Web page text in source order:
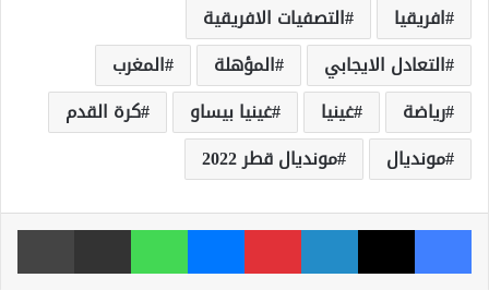
افريقيا
التصفيات الافريقية
التعادل الايجابي
المؤهلة
المغرب
رياضة
غينيا غينيا بيساو
كرة القدم
مونديال
مونديال قطر 2022
فيسبوك ‫X لينكدإن بينتيريست ماسنجر واتساب مشاركة عبر البريد